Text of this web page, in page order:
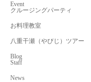
Event
クルージングパーティ
お料理教室
八重干瀬（やびじ）ツアー
Blog
Staff
News